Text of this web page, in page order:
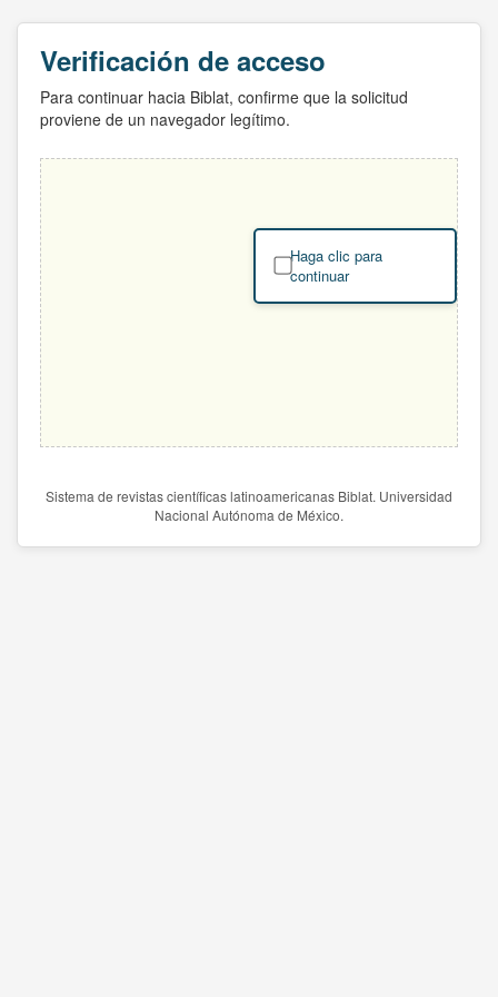
Verificación de acceso
Para continuar hacia Biblat, confirme que la solicitud
proviene de un navegador legítimo.
Haga clic para
continuar
Sistema de revistas científicas latinoamericanas Biblat. Universidad
Nacional Autónoma de México.